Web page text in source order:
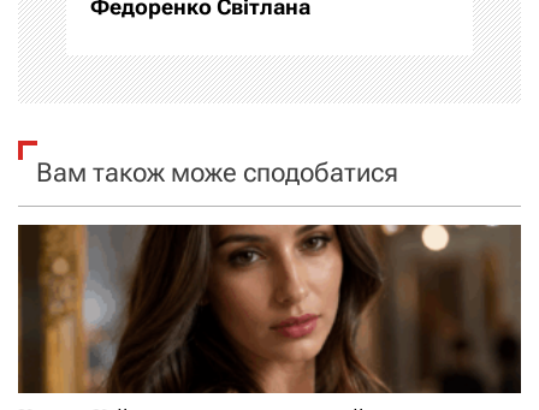
ц
і
а
с
Федоренко Світлана
Вам також може сподобатися